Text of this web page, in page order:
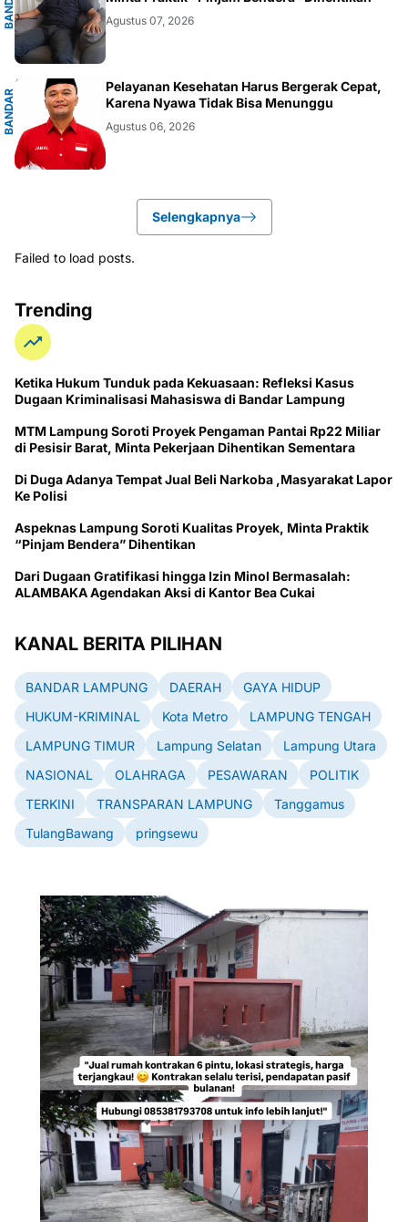
Agustus 07, 2026
B
A
N
D
A
R
L
A
M
P
U
N
Pelayanan Kesehatan Harus Bergerak Cepat,
Karena Nyawa Tidak Bisa Menunggu
Agustus 06, 2026
Selengkapnya
Failed to load posts.
Trending
Ketika Hukum Tunduk pada Kekuasaan: Refleksi Kasus
Dugaan Kriminalisasi Mahasiswa di Bandar Lampung
MTM Lampung Soroti Proyek Pengaman Pantai Rp22 Miliar
di Pesisir Barat, Minta Pekerjaan Dihentikan Sementara
Di Duga Adanya Tempat Jual Beli Narkoba ,Masyarakat Lapor
Ke Polisi
Aspeknas Lampung Soroti Kualitas Proyek, Minta Praktik
“Pinjam Bendera” Dihentikan
Dari Dugaan Gratifikasi hingga Izin Minol Bermasalah:
ALAMBAKA Agendakan Aksi di Kantor Bea Cukai
KANAL BERITA PILIHAN
BANDAR LAMPUNG DAERAH
GAYA HIDUP
HUKUM-KRIMINAL
Kota Metro
LAMPUNG TENGAH
LAMPUNG TIMUR
Lampung Selatan
Lampung Utara
NASIONAL
OLAHRAGA PESAWARAN
POLITIK
TERKINI
TRANSPARAN LAMPUNG
Tanggamus
TulangBawang
pringsewu